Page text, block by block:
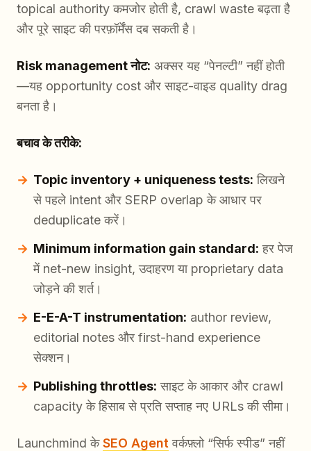
topical authority कमजोर होती है, crawl waste बढ़ता है
और पूरे साइट की परफ़ॉर्मेंस दब सकती है।
Risk management नोट: अक्सर यह “पेनल्टी” नहीं होती
—यह opportunity cost और साइट-वाइड quality drag
बनता है।
बचाव के तरीके:
Topic inventory + uniqueness tests: लिखने
से पहले intent और SERP overlap के आधार पर
deduplicate करें।
Minimum information gain standard: हर पेज
में net-new insight, उदाहरण या proprietary data
जोड़ने की शर्त।
E-E-A-T instrumentation: author review,
editorial notes और first-hand experience
सेक्शन।
Publishing throttles: साइट के आकार और crawl
capacity के हिसाब से प्रति सप्ताह नए URLs की सीमा।
Launchmind केSEO Agent वर्कफ़्लो “सिर्फ स्पीड” नहीं